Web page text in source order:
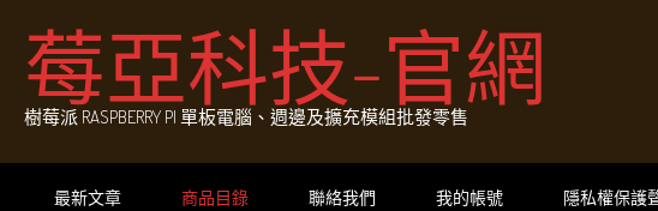
content莓亞科技-官網
樹莓派 RASPBERRY PI 單板電腦、週邊及擴充模組批發零售
最新文章 商品目錄 聯絡我們 我的帳號 隱私權保護